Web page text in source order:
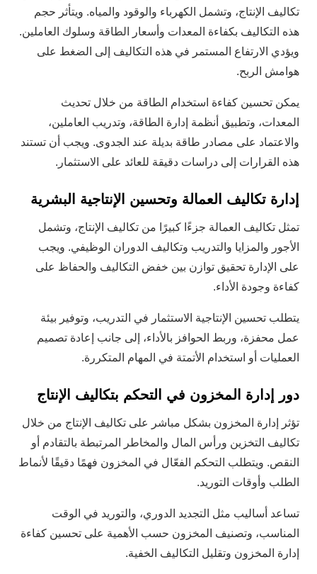
تكاليف الإنتاج، وتشمل الكهرباء والوقود والمياه. ويتأثر حجم
هذه التكاليف بكفاءة المعدات وأسعار الطاقة وسلوك العاملين.
ويؤدي الارتفاع المستمر في هذه التكاليف إلى الضغط على
هوامش الربح.
يمكن تحسين كفاءة استخدام الطاقة من خلال تحديث
المعدات، وتطبيق أنظمة إدارة الطاقة، وتدريب العاملين،
والاعتماد على مصادر طاقة بديلة عند الجدوى. ويجب أن تستند
هذه القرارات إلى دراسات دقيقة للعائد على الاستثمار.
إدارة تكاليف العمالة وتحسين الإنتاجية البشرية
تمثل تكاليف العمالة جزءًا كبيرًا من تكاليف الإنتاج، وتشمل
الأجور والمزايا والتدريب وتكاليف الدوران الوظيفي. ويجب
على الإدارة تحقيق توازن بين خفض التكاليف والحفاظ على
كفاءة وجودة الأداء.
يتطلب تحسين الإنتاجية الاستثمار في التدريب، وتوفير بيئة
عمل محفزة، وربط الحوافز بالأداء، إلى جانب إعادة تصميم
العمليات أو استخدام الأتمتة في المهام المتكررة.
دور إدارة المخزون في التحكم بتكاليف الإنتاج
تؤثر إدارة المخزون بشكل مباشر على تكاليف الإنتاج من خلال
تكاليف التخزين ورأس المال والمخاطر المرتبطة بالتقادم أو
النقص. ويتطلب التحكم الفعّال في المخزون فهمًا دقيقًا لأنماط
الطلب وأوقات التوريد.
تساعد أساليب مثل التجديد الدوري، والتوريد في الوقت
المناسب، وتصنيف المخزون حسب الأهمية على تحسين كفاءة
إدارة المخزون وتقليل التكاليف الخفية.